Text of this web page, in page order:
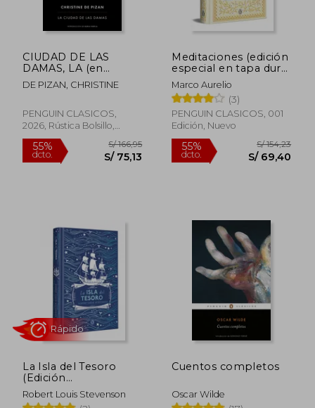
55%
dcto. S/ 75,13
55%
dcto.
CIUDAD DE LAS
DAMAS, LA (en
Castellano)
DE PIZAN, CHRISTINE
PENGUIN CLASICOS,
2026, Rústica Bolsillo,
Nuevo
Meditaciones (edición
especial en tapa dura)
(Serie Great Ideas) (en
spa)
Marco Aurelio
(3)
PENGUIN CLASICOS, 001
Edición, Nuevo
La Isla del Tesoro
(Edición
Conmemorativa)
Robert Louis Stevenson
Cuentos completos
Oscar Wilde